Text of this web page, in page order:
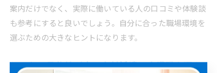
案内だけでなく、実際に働いている人の口コミや体験談
も参考にすると良いでしょう。自分に合った職場環境を
選ぶための大きなヒントになります。
シフトの柔軟性が高い人材派遣・介護職を選ぶ